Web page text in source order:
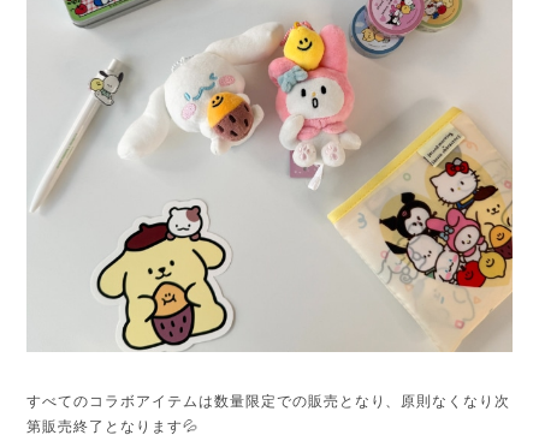
すべてのコラボアイテムは数量限定での販売となり、原則なくなり次
第販売終了となります💦